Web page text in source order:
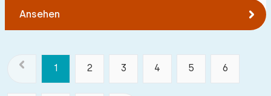
Ansehen
1 2 3 4 5 6